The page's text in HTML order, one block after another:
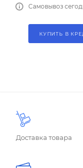
Самовывоз
КУПИТЬ В
Доставка товара